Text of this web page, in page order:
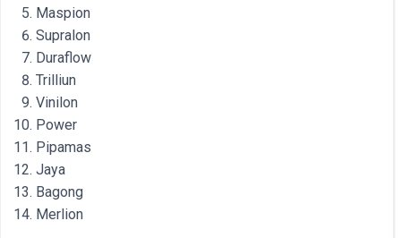
Maspion
Supralon
Duraflow
Trilliun
Vinilon
Power
Pipamas
Jaya
Bagong
Merlion